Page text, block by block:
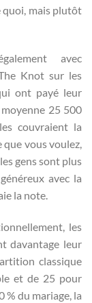
quoi, mais plutôt
avec
Knot sur les
ont payé leur
25 500
couvraient la
vous voulez,
gens sont plus
avec la
la note.
les
davantage leur
classique
et de 25 pour
% du mariage, la